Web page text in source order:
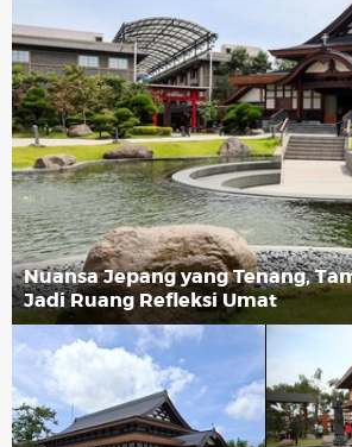
Nuansa Jepang yang Tenang,
Jadi Ruang Refleksi Umat